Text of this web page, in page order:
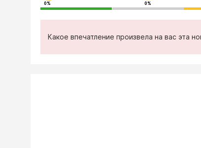
0% 0%
Какое впечатление произвела на вас эта